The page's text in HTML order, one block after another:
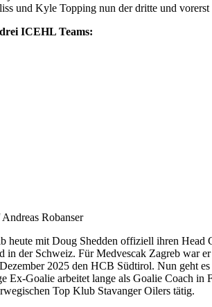
und Kyle Topping nun der dritte und
ICEHL Teams:
Robanser
heute mit Doug Shedden offiziell ihren Head
der Schweiz. Für Medvescak Zagreb war
2025 den HCB Südtirol. Nun geht
Ex-Goalie arbeitet lange als Goalie
Top Klub Stavanger Oilers tätig.